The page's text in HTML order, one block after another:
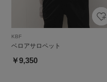
KBF
ベロアサロペット
￥9,350